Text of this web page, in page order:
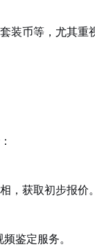
装币等，尤其
，获取初步报价。
鉴定服务。